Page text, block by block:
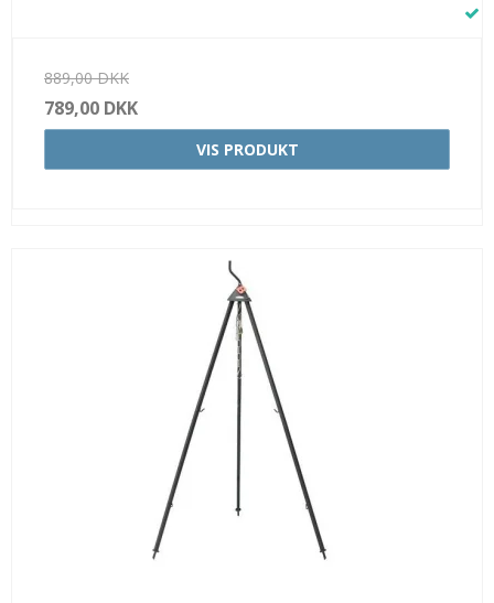
889,00 DKK
789,00 DKK
VIS PRODUKT